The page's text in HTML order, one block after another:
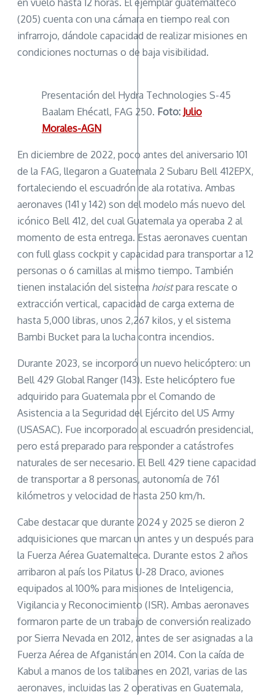
en vuelo hasta 12 horas. El ejemplar guatemalteco
(205) cuenta con una cámara en tiempo real con
infrarrojo, dándole capacidad de realizar misiones en
condiciones nocturnas o de baja visibilidad.
Presentación del Hydra Technologies S-45
Baalam Ehécatl, FAG 250. Foto: Julio
Morales-AGN
En diciembre de 2022, poco antes del aniversario 101
de la FAG, llegaron a Guatemala 2 Subaru Bell 412EPX,
fortaleciendo el escuadrón de ala rotativa. Ambas
aeronaves (141 y 142) son del modelo más nuevo del
icónico Bell 412, del cual Guatemala ya operaba 2 al
momento de esta entrega. Estas aeronaves cuentan
con full glass cockpit y capacidad para transportar a 12
personas o 6 camillas al mismo tiempo. También
tienen instalación del sistema hoistpara rescate o
extracción vertical, capacidad de carga externa de
hasta 5,000 libras, unos 2,267 kilos, y el sistema
Bambi Bucket para la lucha contra incendios.
Durante 2023, se incorporó un nuevo helicóptero: un
Bell 429 Global Ranger (143). Este helicóptero fue
adquirido para Guatemala por el Comando de
Asistencia a la Seguridad del Ejército del US Army
(USASAC). Fue incorporado al escuadrón presidencial,
pero está preparado para responder a catástrofes
naturales de ser necesario. El Bell 429 tiene capacidad
de transportar a 8 personas, autonomía de 761
kilómetros y velocidad de hasta 250 km/h.
Cabe destacar que durante 2024 y 2025 se dieron 2
adquisiciones que marcan un antes y un después para
la Fuerza Aérea Guatemalteca. Durante estos 2 años
arribaron al país los Pilatus U-28 Draco, aviones
equipados al 100% para misiones de Inteligencia,
Vigilancia y Reconocimiento (ISR). Ambas aeronaves
formaron parte de un trabajo de conversión realizado
por Sierra Nevada en 2012, antes de ser asignadas a la
Fuerza Aérea de Afganistán en 2014. Con la caída de
Kabul a manos de los talibanes en 2021, varias de las
aeronaves, incluidas las 2 operativas en Guatemala,